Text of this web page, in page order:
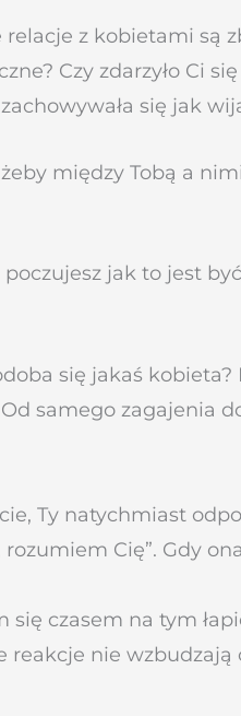
z kobietami są
Czy zdarzyło Ci
się jak
między Tobą a
jak to jest
się jakaś
samego
Ty natychmiast
rozumiem Cię”. Gdy
czasem na tym
reakcje nie